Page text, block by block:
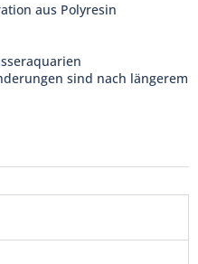
aus Polyresin
sind nach längerem